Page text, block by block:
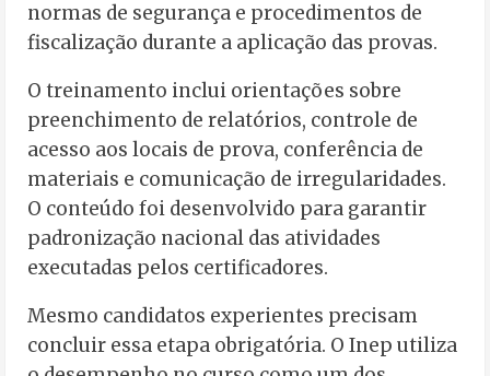
normas de segurança e procedimentos de
fiscalização durante a aplicação das provas.
O treinamento inclui orientações sobre
preenchimento de relatórios, controle de
acesso aos locais de prova, conferência de
materiais e comunicação de irregularidades.
O conteúdo foi desenvolvido para garantir
padronização nacional das atividades
executadas pelos certificadores.
Mesmo candidatos experientes precisam
concluir essa etapa obrigatória. O Inep utiliza